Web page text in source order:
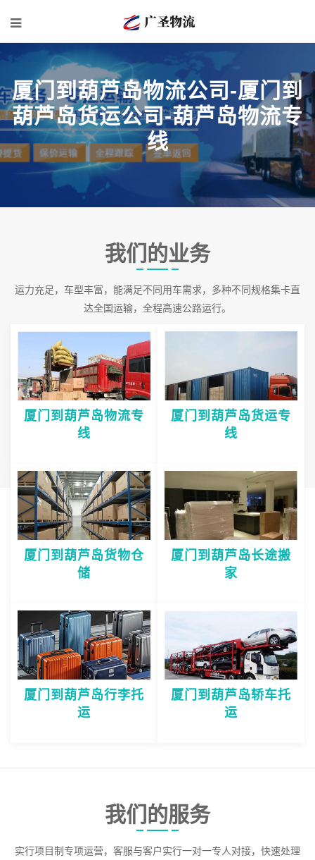
厦门到葫芦岛物流公司-厦门到
葫芦岛货运公司-葫芦岛物流专
线
我们的业务
运力充足，车型丰富，能满足不同用车需求，多种不同规格集卡直
达全国运输，全程高速公路运行。
厦门到葫芦岛物流专
线
厦门到葫芦岛货运专
线
厦门到葫芦岛货物仓
储
厦门到葫芦岛长途搬
家
厦门到葫芦岛行李托
运
厦门到葫芦岛轿车托
运
我们的服务
实行项目制专项运营，客服与客户实行一对一专人对接，快速处理